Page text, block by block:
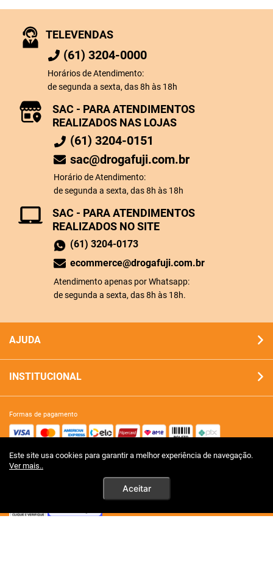
Este site usa cookies para garantir a melhor experiência de navegação.
Ver mais..
Aceitar
TELEVENDAS
(61) 3204-0000
Horários de Atendimento:
de segunda a sexta, das 8h às 18h
SAC - PARA ATENDIMENTOS
REALIZADOS NO SITE
(61) 3204-0173
ecommerce@drogafuji.com.br
Atendimento apenas por Whatsapp:
de segunda a sexta, das 8h às 18h.
SAC - PARA ATENDIMENTOS
REALIZADOS NAS LOJAS
(61) 3204-0151
sac@drogafuji.com.br
Horário de Atendimento:
de segunda a sexta, das 8h às 18h
AJUDA
INSTITUCIONAL
formas de pagamento
site 100% seguro